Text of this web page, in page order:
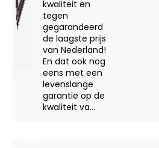
kwaliteit en
tegen
gegarandeerd
de laagste prijs
van Nederland!
En dat ook nog
eens met een
levenslange
garantie op de
kwaliteit va...